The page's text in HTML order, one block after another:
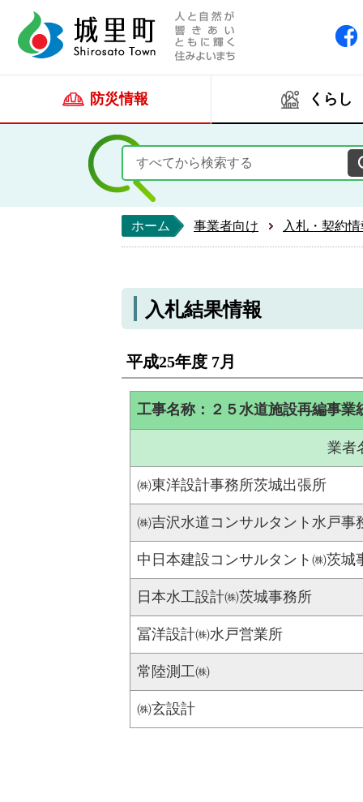
防災情報 くらし
ホーム 事業者向け 入札・契約
入札結果情報
平成25年度 7月
工事名称：２５水道施設再編事業
業者
㈱東洋設計事務所茨城出張所
㈱吉沢水道コンサルタント水戸事
中日本建設コンサルタント㈱茨城
日本水工設計㈱茨城事務所
冨洋設計㈱水戸営業所
常陸測工㈱
㈱玄設計